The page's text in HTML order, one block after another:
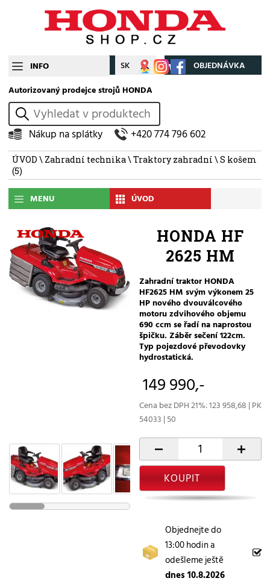
INFO CZ SK Můj účet OBJEDNÁVKA
Autorizovaný prodejce strojů HONDA
vyhledat
Nákup na splátky +420 774 796 602
ÚVOD \ Zahradní technika\Traktory zahradní \S košem
(5)
MENU ÚVOD
HONDA HF
2625 HM
Zahradní traktor HONDA
HF2625 HM svým výkonem 25
HP nového dvouválcového
motoru zdvihového objemu
690 ccm se řadí na naprostou
špičku. Záběr sečení 122cm.
Typ pojezdové převodovky
hydrostatická.
149 990,-
Cena bez DPH 21%: 123 958,68 | PK
54033 | 50
- +
KOUPIT
Objednejte do
13:00 hodin a
odešleme ještě
dnes 10.8.2026